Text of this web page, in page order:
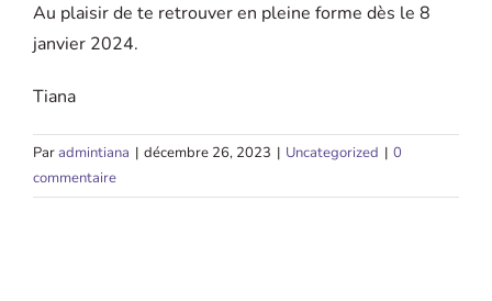
Au plaisir de te retrouver en pleine forme dès le 8
janvier 2024.
Tiana
Paradmintiana | décembre 26, 2023 | Uncategorized | 0
commentaire